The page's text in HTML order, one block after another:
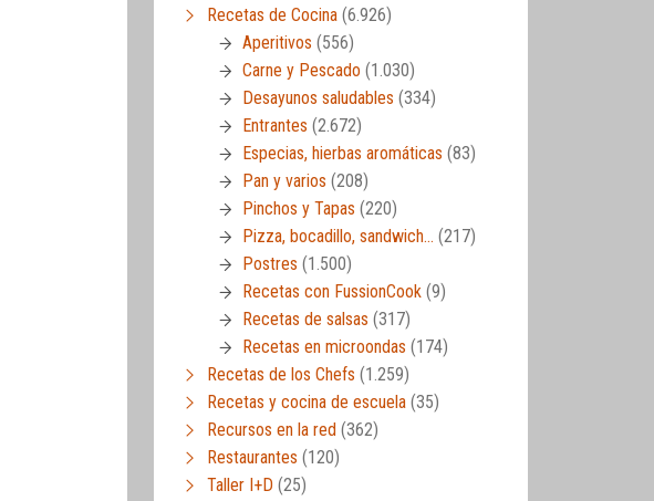
Recetas de Cocina (6.926)
Aperitivos (556)
Carne y Pescado (1.030)
Desayunos saludables (334)
Entrantes (2.672)
Especias, hierbas aromáticas (83)
Pan y varios (208)
Pinchos y Tapas (220)
Pizza, bocadillo, sandwich… (217)
Postres (1.500)
Recetas con FussionCook (9)
Recetas de salsas (317)
Recetas en microondas (174)
Recetas de los Chefs (1.259)
Recetas y cocina de escuela (35)
Recursos en la red (362)
Restaurantes (120)
Taller I+D (25)